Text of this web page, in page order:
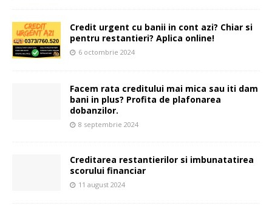
Credit urgent cu banii in cont azi? Chiar si
pentru restantieri? Aplica online!
6 octombrie 2024
Facem rata creditului mai mica sau iti dam
bani in plus? Profita de plafonarea
dobanzilor.
8 septembrie 2024
Creditarea restantierilor si imbunatatirea
scorului financiar
11 august 2024